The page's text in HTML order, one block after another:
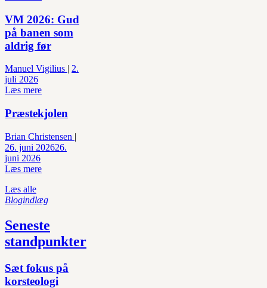
VM 2026: Gud
på banen som
aldrig før
Manuel Vigilius | 2.
juli 2026
Læs mere
Præstekjolen
Brian Christensen |
26. juni 202626.
juni 2026
Læs mere
Læs alle
Blogindlæg
Seneste
standpunkter
Sæt fokus på
korsteologi